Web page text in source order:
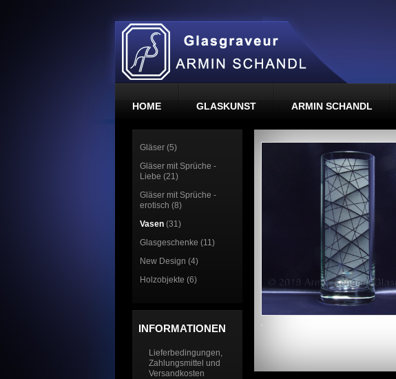
HOME GLASKUNST ARMIN SCHANDL
Gläser (5)
Gläser mit Sprüche -
Liebe (21)
Gläser mit Sprüche -
erotisch (8)
Vasen (31)
Glasgeschenke (11)
New Design (4)
Holzobjekte (6)
INFORMATIONEN
Lieferbedingungen,
Zahlungsmittel und
Versandkosten